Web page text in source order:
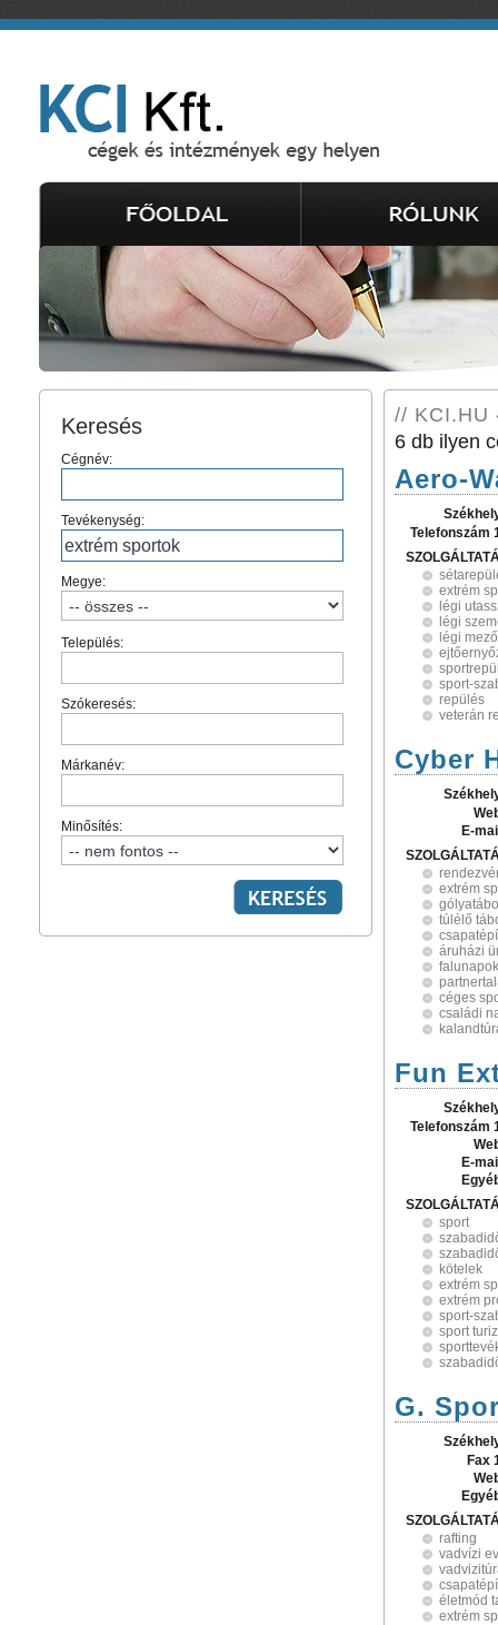
Keresés
Cégnév:
Tevékenység:
Megye:
Település:
Szókeresés:
Márkanév:
Minősítés:
// KCI.HU
6 db ilyen
Aero-
Telefonszám
extrém
légi
légi
légi
sport-
repülés
veterán
Cyber
E-
extrém
túlélő
áruházi
falunapok
céges
családi
Fun
Telefonszám
E-
sport
kötelek
extrém
extrém
sport-
sport
G.
Fax
rafting
vadvízi
életmód
extrém